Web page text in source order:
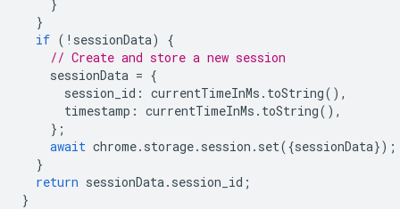
}
}
if ( ! sessionData)
{
// Create and store a new session
sessionData = {
session_id : currentTimeInMs . toString(),
timestamp : currentTimeInMs . toString(),
};
await chrome. storage. session . set({sessionData});
}
return sessionData. session_id ;
}